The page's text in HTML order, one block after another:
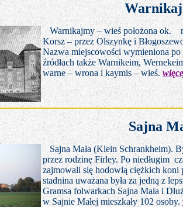
Warnikajmy – wieś położona ok.
Korsz – przez Olszynkę i
Nazwa miejscowości wymieniona
źródłach także Warnikeim,
warne – wrona i kaymis – wieś.
Sajna
Sajna Mała (Klein Schrankheim).
przez rodzinę Firley. Po niedługim
zajmowali się hodowlą ciężkich koni
stadnina uważana była za jedną z
Gramsa folwarkach Sajna Mała i
w Sajnie Małej mieszkały 102 osoby.